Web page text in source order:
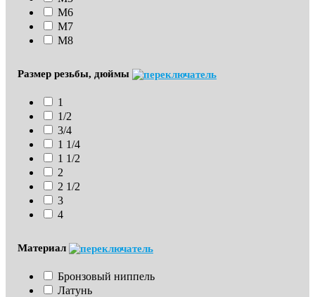
М6
М7
М8
Размер резьбы, дюймы
1
1/2
3/4
1 1/4
1 1/2
2
2 1/2
3
4
Материал
Бронзовый ниппель
Латунь